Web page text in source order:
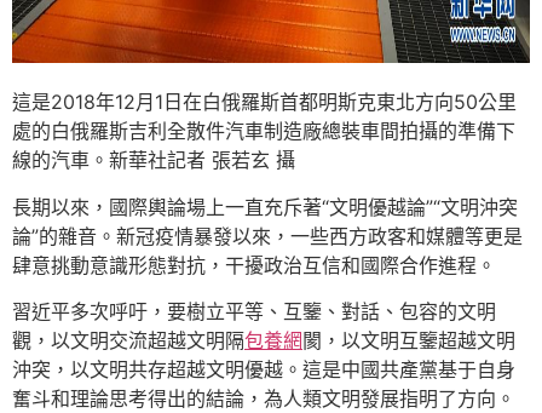
這是2018年12月1日在白俄羅斯首都明斯克東北方向50公里
處的白俄羅斯吉利全散件汽車制造廠總裝車間拍攝的準備下
線的汽車。新華社記者 張若玄 攝
長期以來，國際輿論場上一直充斥著“文明優越論”“文明沖突
論”的雜音。新冠疫情暴發以來，一些西方政客和媒體等更是
肆意挑動意識形態對抗，干擾政治互信和國際合作進程。
習近平多次呼吁，要樹立平等、互鑒、對話、包容的文明
觀，以文明交流超越文明隔包養網 閡，以文明互鑒超越文明
沖突，以文明共存超越文明優越。這是中國共產黨基于自身
奮斗和理論思考得出的結論，為人類文明發展指明了方向。